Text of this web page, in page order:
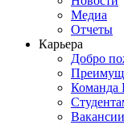
Медиа
Отчеты
Карьера
Добро
Команда
Вакансии